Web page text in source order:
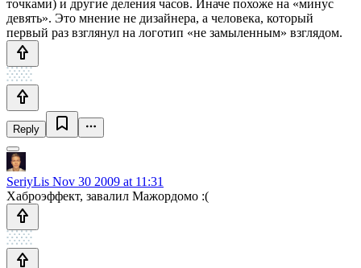
точками) и другие деления часов. Иначе похоже на «минус
девять». Это мнение не дизайнера, а человека, который
первый раз взглянул на логотип «не замыленным» взглядом.
Reply
SeriyLis Nov 30 2009 at 11:31
Хаброэффект, завалил Мажордомо :(